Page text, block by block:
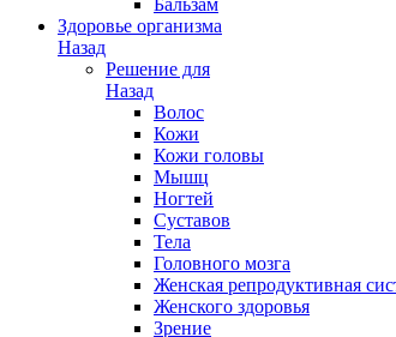
Бальзам
Здоровье организма
Назад
Решение для
Назад
Волос
Кожи
Кожи головы
Мышц
Ногтей
Суставов
Тела
Головного мозга
Женская репродуктивная
Женского здоровья
Зрение